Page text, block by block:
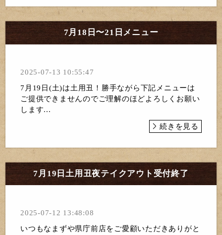
7月18日〜21日メニュー
2025-07-13 10:55:47
7月19日(土)は土用丑！勝手ながら下記メニューは
ご提供できませんのでご理解のほどよろしくお願い
します...
続きを見る
7月19日土用丑夜テイクアウト受付終了
2025-07-12 13:48:08
いつもなまずや県庁前店をご愛顧いただきありがと